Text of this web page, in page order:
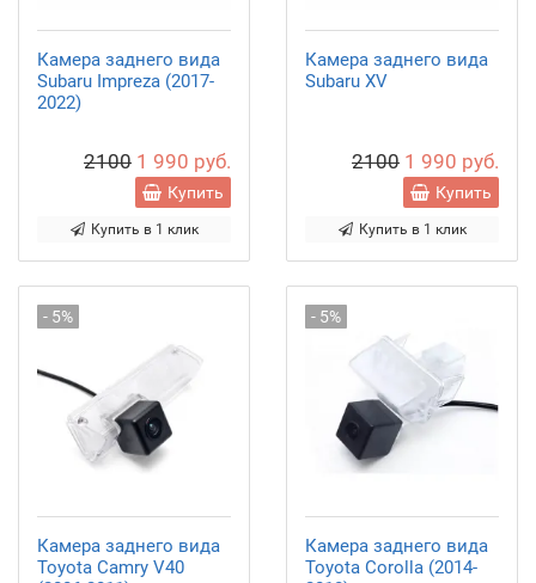
Камера заднего вида
Subaru Impreza (2017-
2022)
2100 1 990 руб.
Купить
Купить в 1 клик
Камера заднего вида
Subaru XV
2100 1 990 руб.
Купить
Купить в 1 клик
- 5%
Камера заднего вида
Toyota Camry V40
- 5%
Камера заднего вида
Toyota Corolla (2014-